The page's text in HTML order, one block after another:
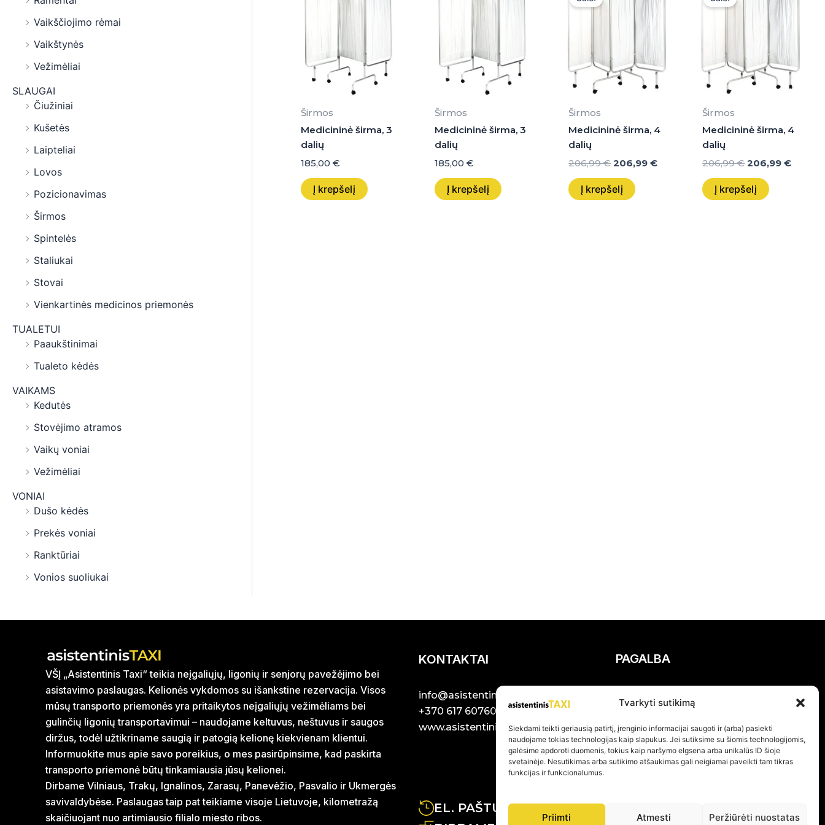
Tvarkyti sutikimą
Siekdami teikti geriausią patirtį, įrenginio informacijai saugoti ir (arba) pasiekti
naudojame tokias technologijas kaip slapukus. Jei sutiksime su šiomis technologijomis,
galėsime apdoroti duomenis, tokius kaip naršymo elgsena arba unikalūs ID šioje
svetainėje. Nesutikimas arba sutikimo atšaukimas gali neigiamai paveikti tam tikras
funkcijas ir funkcionalumus.
Priimti Atmesti Peržiūrėti nuostatas
Vaikščiojimo rėmai
Vaikštynės
Vežimėliai
SLAUGAI
Čiužiniai
Kušetės
Laipteliai
Lovos
Pozicionavimas
Širmos
Spintelės
Staliukai
Stovai
Vienkartinės medicinos priemonės
TUALETUI
Paaukštinimai
Tualeto kėdės
VAIKAMS
Kedutės
Stovėjimo atramos
Vaikų voniai
Vežimėliai
VONIAI
Dušo kėdės
Prekės voniai
Ranktūriai
Vonios suoliukai
Širmos
Medicininė širma, 3
dalių
185,00€
Į krepšelį
Širmos
Medicininė širma, 3
dalių
185,00€
Į krepšelį
Širmos
Medicininė širma, 4
dalių
206,99€
206,99 €.
206,99€
is:
Į krepšelį
Širmos
Medicininė širma, 4
dalių
206,99€
206,99 €.
206,99€
is:
Į krepšelį
VŠĮ „Asistentinis Taxi“ teikia neįgaliųjų, ligonių ir senjorų pavežėjimo bei
asistavimo paslaugas. Kelionės vykdomos su išankstine rezervacija. Visos
mūsų transporto priemonės yra pritaikytos neįgaliųjų vežimėliams bei
gulinčių ligonių transportavimui – naudojame keltuvus, neštuvus ir saugos
diržus, todėl užtikriname saugią ir patogią kelionę kiekvienam klientui.
Informuokite mus apie savo poreikius, o mes pasirūpinsime, kad paskirta
transporto priemonė būtų tinkamiausia jūsų kelionei.
Dirbame Vilniaus, Trakų, Ignalinos, Zarasų, Panevėžio, Pasvalio ir Ukmergės
savivaldybėse. Paslaugas taip pat teikiame visoje Lietuvoje, kilometražą
skaičiuojant nuo artimiausio filialo miesto ribos.
KONTAKTAI PAGALBA
info@asistentinistaxi.lt
+370 617 60760
www.asistentinistaxi.lt
Pirkimo – pardavimo taisyklės
Prekių grąžinimas ir garantijos
EL. PAŠTU ATSAKOME PER 24H